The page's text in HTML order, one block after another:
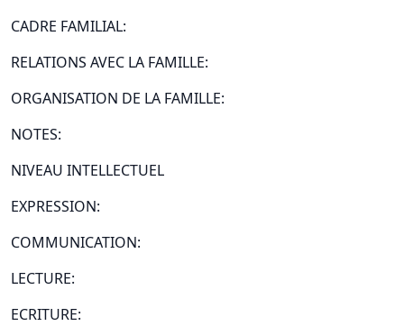
CADRE FAMILIAL:
RELATIONS AVEC LA FAMILLE:
ORGANISATION DE LA FAMILLE:
NOTES:
NIVEAU INTELLECTUEL
EXPRESSION:
COMMUNICATION:
LECTURE:
ECRITURE: